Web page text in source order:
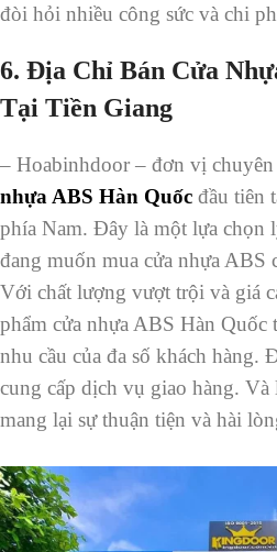
đòi hỏi nhiều công sức và chi
6. Địa Chỉ Bán Cửa
Tại Tiền Giang
– Hoabinhdoor – đơn vị
nhựa ABS Hàn Quốc đầu tiên
phía Nam. Đây là một lựa chọn
đang muốn mua cửa nhựa ABS
Với chất lượng vượt trội và giá
phẩm cửa nhựa ABS Hàn
nhu cầu của đa số khách hàng.
cung cấp dịch vụ giao hàng. Và
mang lại sự thuận tiện và hài